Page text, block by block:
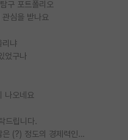
구 포트폴리오
심을 받나요
리냐
었구나
나오네요
드립니다.
박사진학하기에 2억은 괜찮은 (?) 정도의 경제력인가요